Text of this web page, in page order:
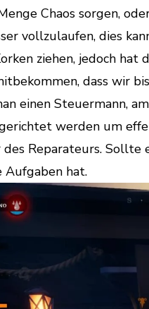
Chaos sorgen,
vollzulaufen, dies
ziehen, jedoch
dass wir
einen Steuermann,
werden um
des Reparateurs.
Aufgaben hat.